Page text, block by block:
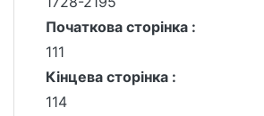
Початкова сторінка :
111
Кінцева сторінка :
114